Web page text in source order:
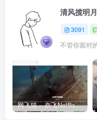
清风揽明月
3091
网飞猫 – 奈飞Netflix免费看